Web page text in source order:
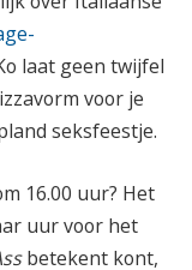
laat geen twijfel
voor je
seksfeestje.
16.00 uur? Het
uur voor het
betekent kont,